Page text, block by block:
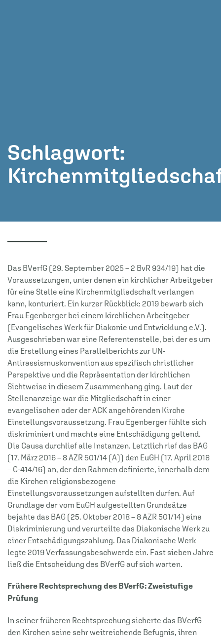
Schlagwort:
Das BVerfG (29. September 2025 – 2 BvR 934/19) hat die
Voraussetzungen, unter denen ein kirchlicher Arbeitgeber
für eine Stelle eine Kirchenmitgliedschaft verlangen
kann, konturiert. Ein kurzer Rückblick: 2019 bewarb sich
Frau Egenberger bei einem kirchlichen Arbeitgeber
(Evangelisches Werk für Diakonie und Entwicklung e.V.).
Ausgeschrieben war eine Referentenstelle, bei der es um
die Erstellung eines Parallelberichts zur UN-
Antirassismuskonvention aus spezifisch christlicher
Perspektive und die Repräsentation der kirchlichen
Sichtweise in diesem Zusammenhang ging. Laut der
Stellenanzeige war die Mitgliedschaft in einer
evangelischen oder der ACK angehörenden Kirche
Einstellungsvoraussetzung. Frau Egenberger fühlte sich
diskriminiert und machte eine Entschädigung geltend.
Die Causa durchlief alle Instanzen. Letztlich rief das BAG
(17. März 2016 – 8 AZR 501/14 (A)) den EuGH (17. April 2018
– C-414/16) an, der den Rahmen definierte, innerhalb dem
die Kirchen religionsbezogene
Einstellungsvoraussetzungen aufstellten durfen. Auf
Grundlage der vom EuGH aufgestellten Grundsätze
bejahte das BAG (25. Oktober 2018 – 8 AZR 501/14) eine
Diskriminierung und verurteilte das Diakonische Werk zu
einer Entschädigungszahlung. Das Diakonische Werk
legte 2019 Verfassungsbeschwerde ein. Fast sieben Jahre
ließ die Entscheidung des BVerfG auf sich warten.
Frühere Rechtsprechung des BVerfG: Zweistufige
Prüfung
In seiner früheren Rechtsprechung sicherte das BVerfG
den Kirchen seine sehr weitreichende Befugnis, ihren